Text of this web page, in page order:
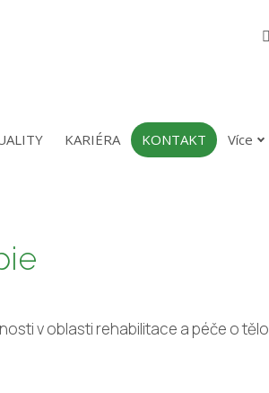
KARIÉRA KONTAKT Více
v oblasti rehabilitace a péče o tělo.